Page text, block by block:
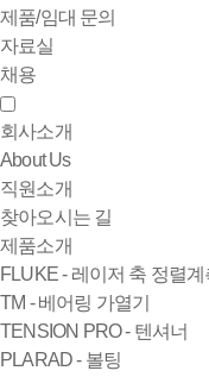
제품/임대 문의
자료실
채용
회사소개
About Us
직원소개
찾아오시는 길
제품소개
FLUKE - 레이저 축 정렬
TM - 베어링 가열기
TENSION PRO - 텐셔너
PLARAD - 볼팅